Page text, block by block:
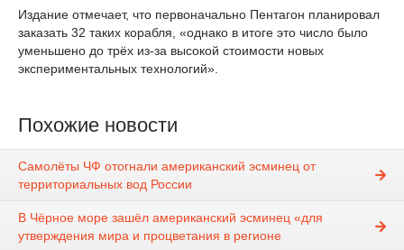
Издание отмечает, что первоначально Пентагон планировал
заказать 32 таких корабля, «однако в итоге это число было
уменьшено до трёх из-за высокой стоимости новых
экспериментальных технологий».
Похожие новости
Самолёты ЧФ отогнали американский эсминец от
территориальных вод России
В Чёрное море зашёл американский эсминец «для
утверждения мира и процветания в регионе